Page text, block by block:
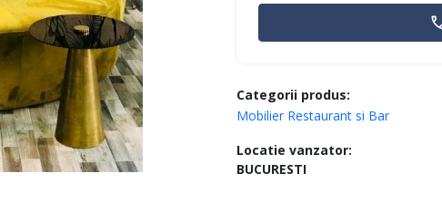
Categorii produs:
Mobilier Restaurant si Bar
Locatie vanzator:
BUCURESTI